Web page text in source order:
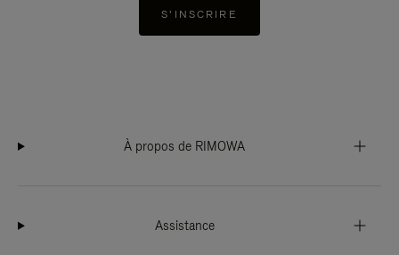
S'INSCRIRE
À propos de RIMOWA
Assistance